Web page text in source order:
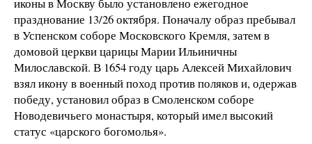
празднование 13/26 октября. Поначалу образ пребывал
в Успенском соборе Московского Кремля, затем в
домовой церкви царицы Марии Ильиничны
Милославской. В 1654 году царь Алексей Михайлович
взял икону в военный поход против поляков и, одержав
победу, установил образ в Смоленском соборе
Новодевичьего монастыря, который имел высокий
статус «царского богомолья».